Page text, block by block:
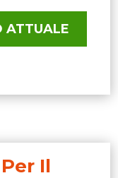
ATTUALE
Il